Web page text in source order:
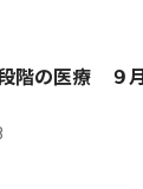
階の医療 ９